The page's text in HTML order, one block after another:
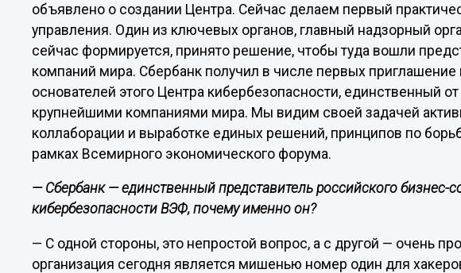
объявлено о создании Центра. Сейчас делаем первый
управления. Один из ключевых органов, главный надзорный
сейчас формируется, принято решение, чтобы туда вошли
компаний мира. Сбербанк получил в числе первых приглашение
основателей этого Центра кибербезопасности, единственный
крупнейшими компаниями мира. Мы видим своей задачей
коллаборации и выработке единых решений, принципов по
рамках Всемирного экономического форума.
— Сбербанк — единственный представитель российского бизнес-
кибербезопасности ВЭФ, почему именно он?
— С одной стороны, это непростой вопрос, а с другой — очень
организация сегодня является мишенью номер один для